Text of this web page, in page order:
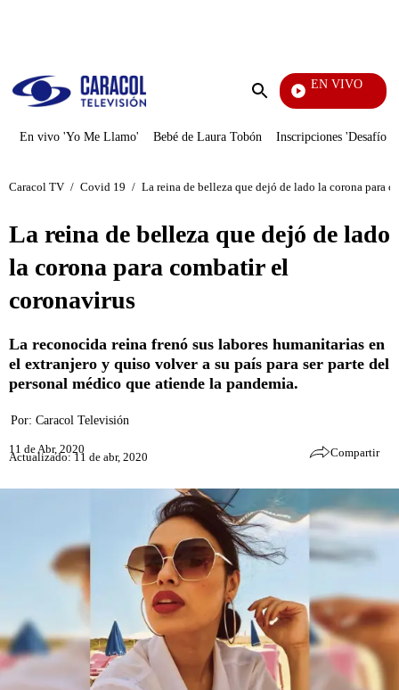
Enviar
EN VIVO
En vivo 'Yo Me Llamo' Bebé de Laura Tobón Inscripciones 'Desafío'
Caracol TV / Covid 19 / La reina de belleza que dejó de lado la corona para
La reina de belleza que dejó de lado
la corona para combatir el
coronavirus
La reconocida reina frenó sus labores humanitarias en
el extranjero y quiso volver a su país para ser parte del
personal médico que atiende la pandemia.
Por: Caracol Televisión
11 de Abr, 2020
Actualizado: 11 de abr, 2020 Compartir